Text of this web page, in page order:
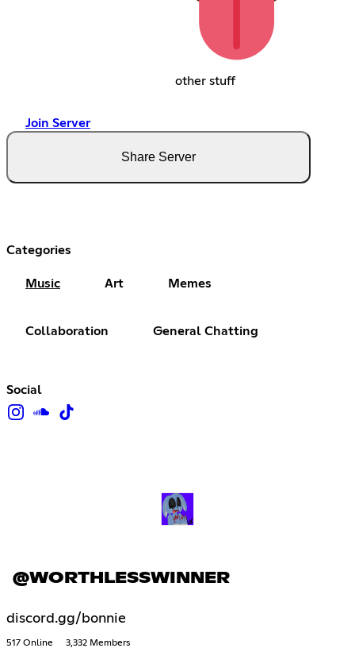
other stuff
Join Server
Share Server
Categories
Music Art Memes
Collaboration General Chatting
Social
@WORTHLESSWINNER
discord.gg/bonnie
517 Online 3,332 Members